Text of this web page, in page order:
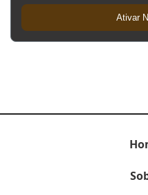
Ativar